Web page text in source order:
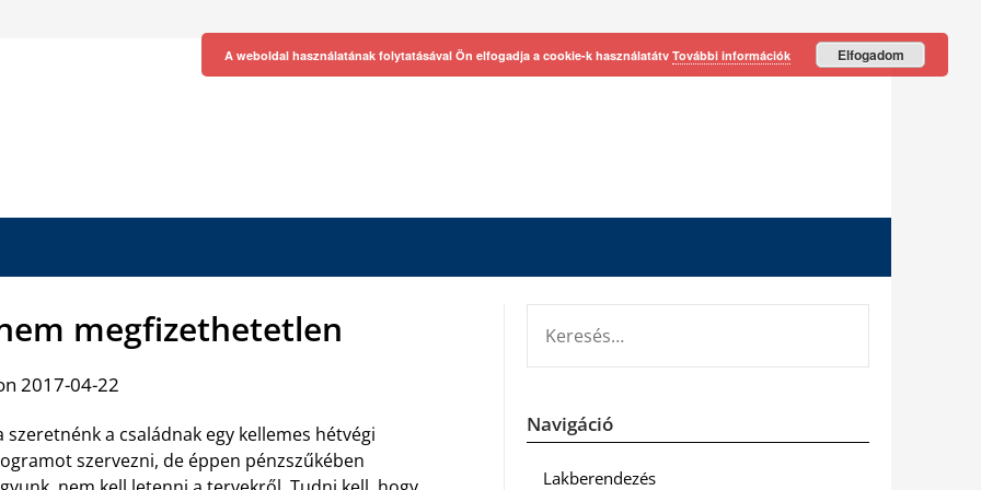
megfizethetetlen
2017-04-22
szeretnénk a családnak egy kellemes hétvégi
szervezni, de éppen pénzszűkében
Navigáció
Lakberendezés
A weboldal használatának folytatásával Ön elfogadja a cookie-k használatátv További információk Elfogadom